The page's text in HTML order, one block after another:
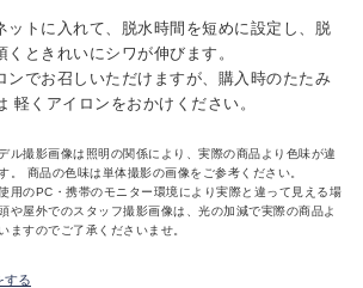
トに入れて、脱水時間を短めに設定し、脱
ときれいにシワが伸びます。
でお召しいただけますが、購入時のたたみ
軽くアイロンをおかけください。
ル撮影画像は照明の関係により、実際の商品より色味が違
。 商品の色味は単体撮影の画像をご参考ください。
用のPC・携帯のモニター環境により実際と違って見える場
や屋外でのスタッフ撮影画像は、光の加減で実際の商品よ
ますのでご了承くださいませ。
する